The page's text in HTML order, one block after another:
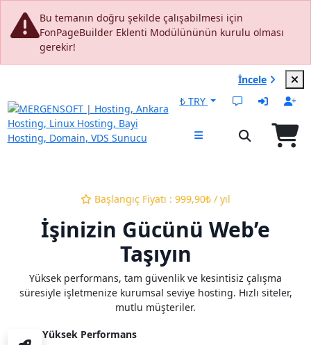
Bu temanın doğru şekilde çalışabilmesi için
FonPageBuilder Eklenti Modülününün kurulu olması
gerekir!
İncele
₺ TRY
0
Başlangıç Fiyatı : 999,90₺ / yıl
İşinizin Gücünü Web’e
Taşıyın
Yüksek performans, tam güvenlik ve kesintisiz çalışma
süresiyle işletmenize kurumsal seviye hosting. Hızlı siteler,
mutlu müşteriler.
Yüksek Performans